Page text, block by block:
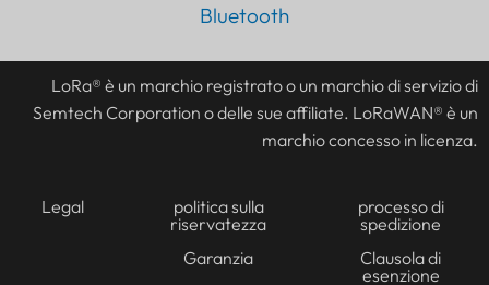
Bluetooth
LoRa® è un marchio registrato o un marchio di servizio di
Semtech Corporation o delle sue affiliate. LoRaWAN® è un
marchio concesso in licenza.
Legal
politica sulla
riservatezza
Garanzia
processo di
spedizione
Clausola di
esenzione
TH
FR
ES
JA
AR